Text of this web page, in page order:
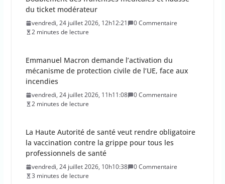
du ticket modérateur
vendredi, 24 juillet 2026, 12h12:21
0 Commentaire
2 minutes de lecture
Emmanuel Macron demande l’activation du
mécanisme de protection civile de l’UE, face aux
incendies
vendredi, 24 juillet 2026, 11h11:08
0 Commentaire
2 minutes de lecture
La Haute Autorité de santé veut rendre obligatoire
la vaccination contre la grippe pour tous les
professionnels de santé
vendredi, 24 juillet 2026, 10h10:38
0 Commentaire
3 minutes de lecture